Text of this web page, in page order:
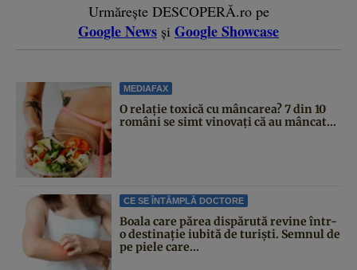
Urmărește DESCOPERĂ.ro pe
Google News și Google Showcase
MEDIAFAX
O relație toxică cu mâncarea? 7 din 10
români se simt vinovați că au mâncat...
CE SE ÎNTÂMPLĂ DOCTORE
Boala care părea dispărută revine într-
o destinație iubită de turiști. Semnul de
pe piele care...